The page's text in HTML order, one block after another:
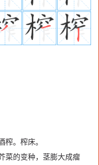
。榨床。
菜的变种，茎膨大成瘤